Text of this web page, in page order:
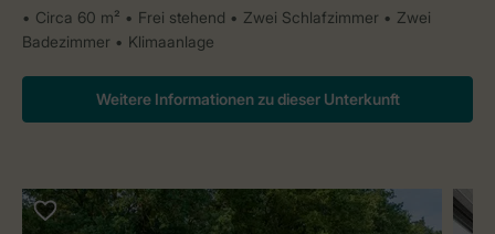
Circa 60 m² Frei stehend Zwei Schlafzimmer
Zwei
Badezimmer
Klimaanlage
Weitere Informationen zu dieser Unterkunft